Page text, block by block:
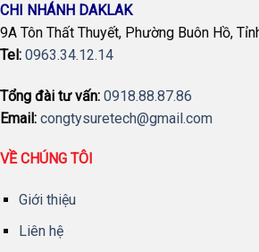
CHI NHÁNH DAKLAK
9A Tôn Thất Thuyết, Phường Buôn Hồ,
Tel: 0963.34.12.14
Tổng đài tư vấn: 0918.88.87.86
Email: congtysuretech@gmail.com
VỀ CHÚNG TÔI
Giới thiệu
Liên hệ